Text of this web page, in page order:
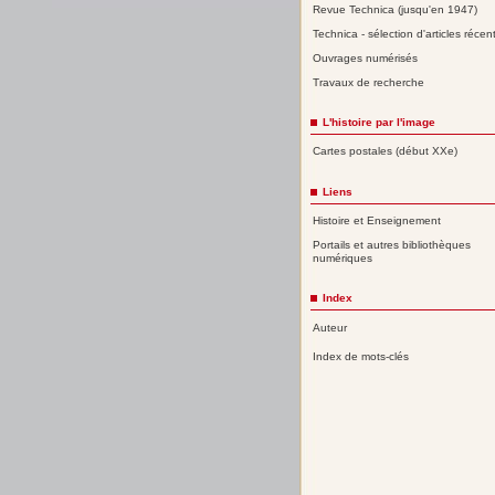
Revue Technica (jusqu'en 1947)
Technica - sélection d'articles
Ouvrages numérisés
Travaux de recherche
L'histoire par l'image
Cartes postales (début XXe)
Liens
Histoire et Enseignement
Portails et autres bibliothèques
numériques
Index
Auteur
Index de mots-clés